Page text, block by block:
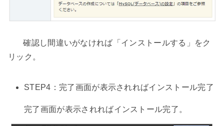
確認し間違いがなければ「インストールする」をク
リック。
STEP4：完了画面が表示されればインストール完了
完了画面が表示されればインストール完了。